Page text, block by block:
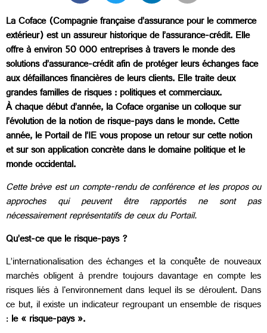
La Coface (Compagnie française d’assurance pour le commerce
extérieur) est un assureur historique de l’assurance-crédit. Elle
offre à environ 50 000 entreprises à travers le monde des
solutions d’assurance-crédit afin de protéger leurs échanges face
aux défaillances financières de leurs clients. Elle traite deux
grandes familles de risques : politiques et commerciaux.
À chaque début d’année, la Coface organise un colloque sur
l’évolution de la notion de risque-pays dans le monde. Cette
année, le Portail de l’IE vous propose un retour sur cette notion
et sur son application concrète dans le domaine politique et le
monde occidental.
Cette brève est un compte-rendu de conférence et les propos ou
approches qui peuvent être rapportés ne sont pas
nécessairement représentatifs de ceux du Portail.
Qu’est-ce que le risque-pays ?
L’internationalisation des échanges et la conquête de nouveaux
marchés obligent à prendre toujours davantage en compte les
risques liés à l'environnement dans lequel ils se déroulent. Dans
ce but, il existe un indicateur regroupant un ensemble de risques
:le « risque-pays ».